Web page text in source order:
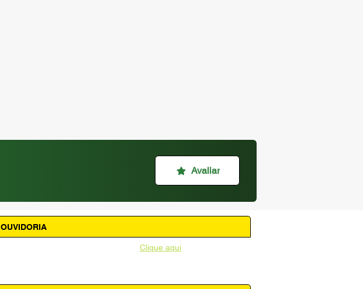
Avaliar
Clique aqui
OUVIDORIA